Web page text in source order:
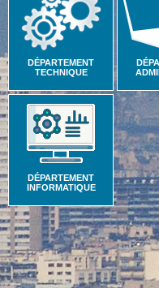
DÉPARTEMENT
TECHNIQUE
DÉPARTEMENT
INFORMATIQUE